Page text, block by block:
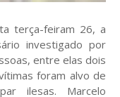
terça-feiram 26, a
investigado por
entre elas dois
foram alvo de
ilesas. Marcelo